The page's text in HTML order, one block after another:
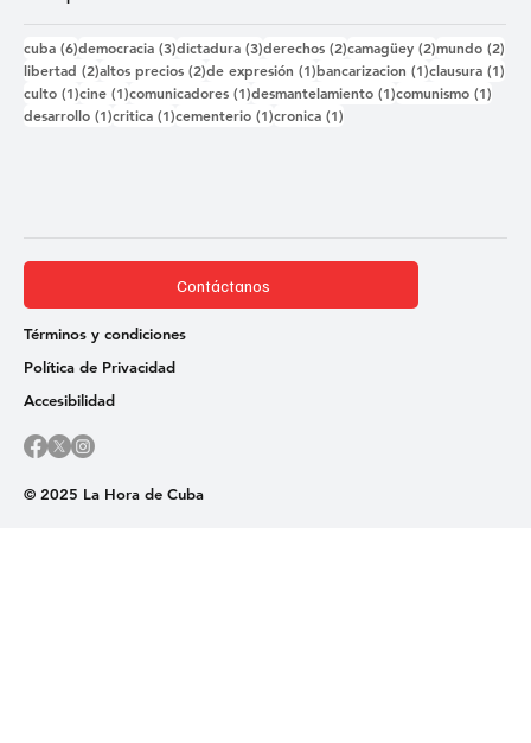
cuba (6)6 entradas
democracia (3)3 entradas
dictadura (3)3 entradas
derechos (2)2 entradas
camagüey (2)2 entradas
mundo (2)
libertad (2)2 entradas
altos precios (2)2 entradas
de expresión (1)1 entrada
bancarizacion (1)1 entrada
clausura (1)
culto (1)1 entrada
cine (1)1 entrada
comunicadores (1)1 entrada
desmantelamiento (1)1 entrada
comunismo (1)
desarrollo (1)1 entrada
critica (1)1 entrada
cementerio (1)1 entrada
cronica (1)
© 2025 La Hora de Cuba
Contáctanos
Términos y condiciones
Política de Privacidad
Accesibilidad